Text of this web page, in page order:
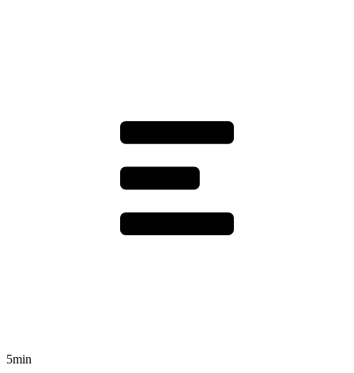
5min